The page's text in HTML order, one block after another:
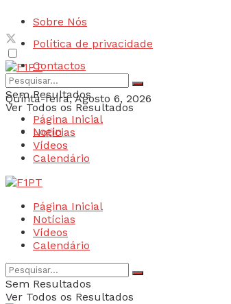
Sobre Nós
Política de privacidade
Contactos
Quinta-feira, Agosto 6, 2026
Login
Sem Resultados
Ver Todos os Resultados
Página Inicial
Notícias
Vídeos
Calendário
Página Inicial
Notícias
Vídeos
Calendário
Sem Resultados
Ver Todos os Resultados